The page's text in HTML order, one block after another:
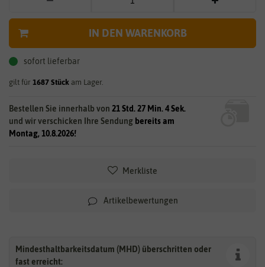
IN DEN WARENKORB
sofort lieferbar
gilt für 1687 Stück am Lager.
Bestellen Sie innerhalb von 21 Std. 27 Min. 3 Sek.
und wir verschicken Ihre Sendung bereits am
Montag, 10.8.2026!
Merkliste
Artikelbewertungen
Mindesthaltbarkeitsdatum (MHD) überschritten oder
fast erreicht: